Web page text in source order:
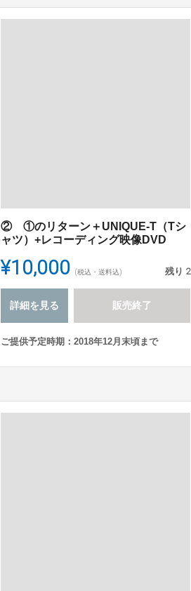
② ①のリターン＋UNIQUE-T（Tシ
ャツ）+レコーディング映像DVD
¥10,000 (税込・送料込) 残り 2
詳細を見る 販売終了
ご提供予定時期：2018年12月末頃まで